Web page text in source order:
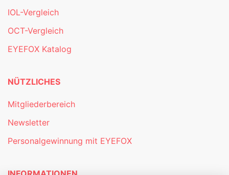
IOL-Vergleich
OCT-Vergleich
EYEFOX Katalog
NÜTZLICHES
Mitgliederbereich
Newsletter
Personalgewinnung mit EYEFOX